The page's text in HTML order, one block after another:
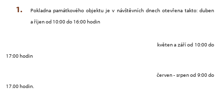
Pokladna památkového objektu je v návštěvních dnech otevřena takto: duben
a říjen od 10:00 do 16:00 hodin
květen a září od 10:00 do
17:00 hodin
červen - srpen od 9:00 do
17.00 hodin.